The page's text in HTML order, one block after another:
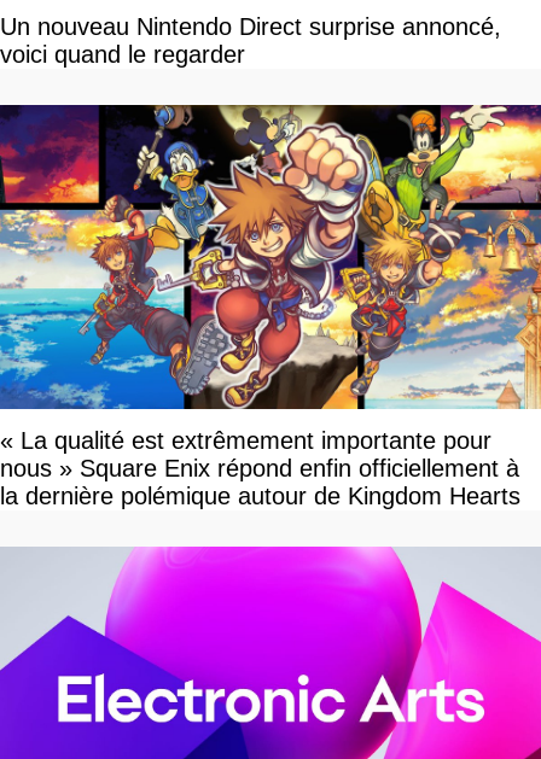
Un nouveau Nintendo Direct surprise annoncé,
voici quand le regarder
« La qualité est extrêmement importante pour
nous » Square Enix répond enfin officiellement à
la dernière polémique autour de Kingdom Hearts